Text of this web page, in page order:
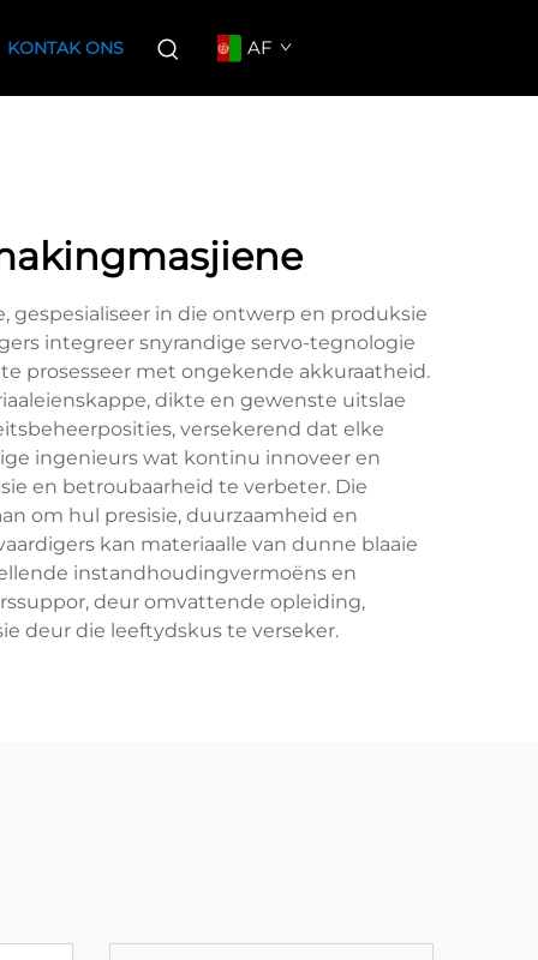
KONTAK ONS AF
gespesialiseer in die ontwerp en produksie
integreer snyrandige servo-tegnologie
prosesseer met ongekende akkuraatheid.
dikte en gewenste uitslae
versekerend dat elke
ingenieurs wat kontinu innoveer en
en betroubaarheid te verbeter. Die
om hul presisie, duurzaamheid en
kan materiaalle van dunne blaaie
instandhoudingvermoëns en
deur omvattende opleiding,
deur die leeftydskus te verseker.